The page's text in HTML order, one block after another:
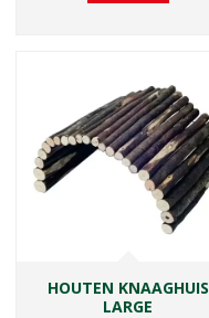
HOUTEN KNAAGHUIS
LARGE